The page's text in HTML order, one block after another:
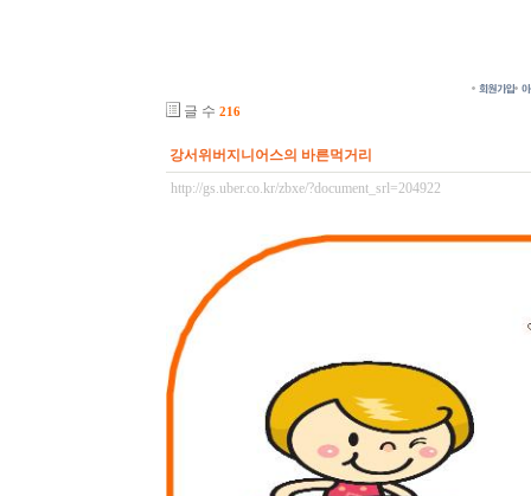
글 수 216
강서위버지니어스의 바른먹거리
http://gs.uber.co.kr/zbxe/?document_srl=204922